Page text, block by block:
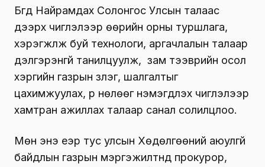
Бүгд Найрамдах Солонгос Улсын талаас
дээрх чиглэлээр өөрийн орны туршлага,
хэрэгжүүлж буй технологи, аргачлалын талаар
дэлгэрэнгүй танилцуулж, зам тээврийн осол
хэргийн газрын үзлэг, шалгалтыг
цахимжуулах, үр нөлөөг нэмэгдүүлэх чиглэлээр
хамтран ажиллах талаар санал солилцлоо.
Мөн энэ үеэр тус улсын Хөдөлгөөний аюулгүй
байдлын газрын мэргэжилтнүүд прокурор,